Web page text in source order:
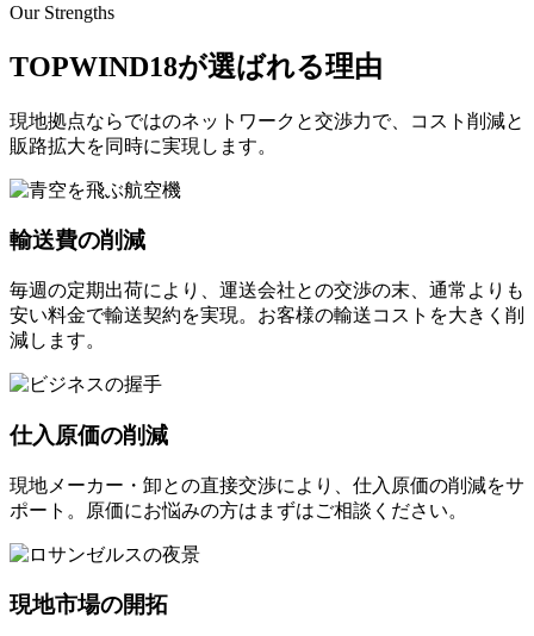
Our Strengths
TOPWIND18が選ばれる理由
現地拠点ならではのネットワークと交渉力で、コスト削減と
販路拡大を同時に実現します。
輸送費の削減
毎週の定期出荷により、運送会社との交渉の末、通常よりも
安い料金で輸送契約を実現。お客様の輸送コストを大きく削
減します。
仕入原価の削減
現地メーカー・卸との直接交渉により、仕入原価の削減をサ
ポート。原価にお悩みの方はまずはご相談ください。
現地市場の開拓